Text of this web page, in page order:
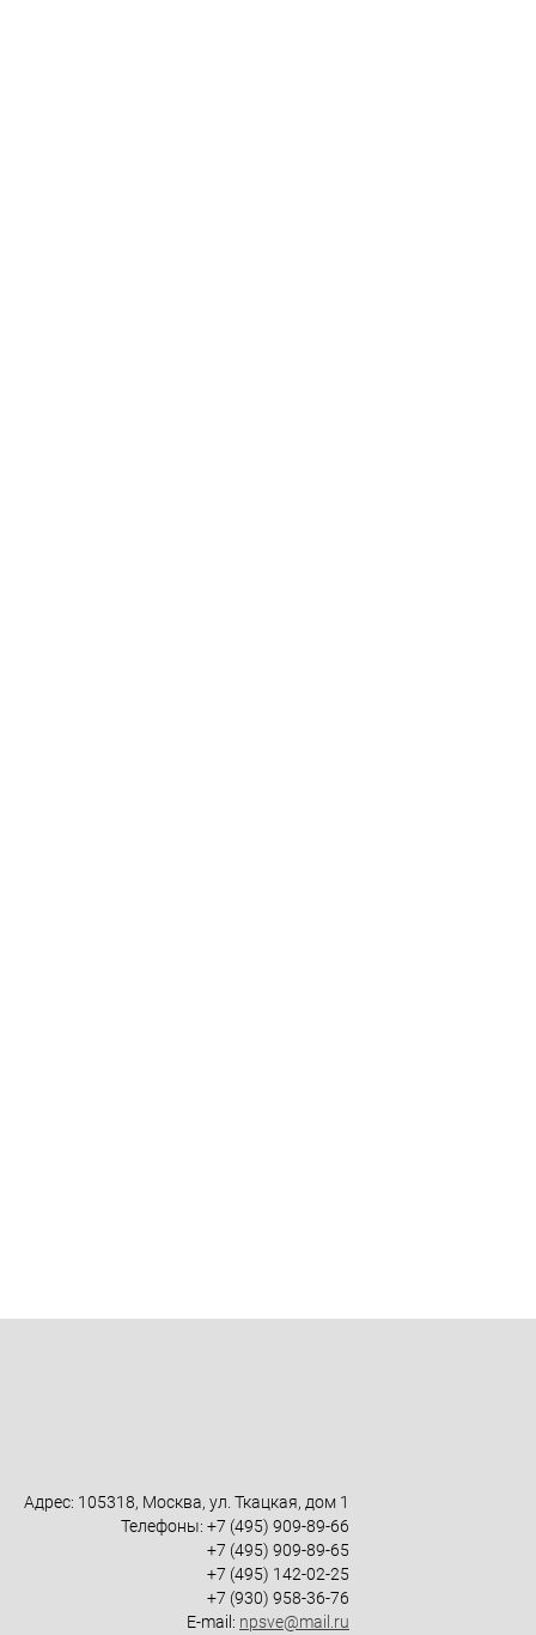
Адрес: 105318, Москва, ул. Ткацкая, дом 1
Телефоны: +7 (495) 909-89-66
+7 (495) 909-89-65
+7 (495) 142-02-25
+7 (930) 958-36-76
E-mail: npsve@mail.ru